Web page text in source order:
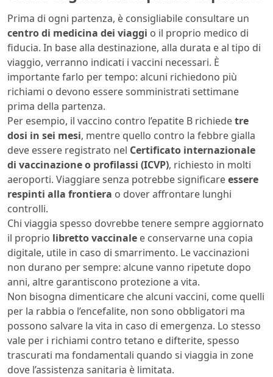
Prima di ogni partenza, è consigliabile consultare un
centro di medicina dei viaggi o il proprio medico di
fiducia. In base alla destinazione, alla durata e al tipo di
viaggio, verranno indicati i vaccini necessari. È
importante farlo per tempo: alcuni richiedono più
richiami o devono essere somministrati settimane
prima della partenza.
Per esempio, il vaccino contro l’epatite B richiedetre
dosi in sei mesi, mentre quello contro la febbre gialla
deve essere registrato nel Certificato internazionale
di vaccinazione o profilassi (ICVP), richiesto in molti
aeroporti. Viaggiare senza potrebbe significareessere
respinti alla frontiera o dover affrontare lunghi
controlli.
Chi viaggia spesso dovrebbe tenere sempre aggiornato
il proprio libretto vaccinale e conservarne una copia
digitale, utile in caso di smarrimento. Le vaccinazioni
non durano per sempre: alcune vanno ripetute dopo
anni, altre garantiscono protezione a vita.
Non bisogna dimenticare che alcuni vaccini, come quelli
per la rabbia o l’encefalite, non sono obbligatori ma
possono salvare la vita in caso di emergenza. Lo stesso
vale per i richiami contro tetano e difterite, spesso
trascurati ma fondamentali quando si viaggia in zone
dove l’assistenza sanitaria è limitata.